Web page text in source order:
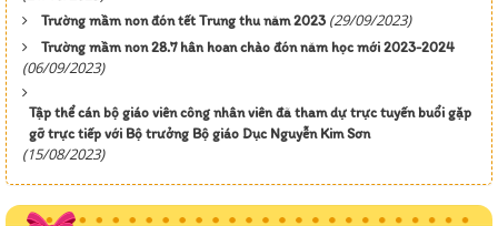
Trường mầm non đón tết Trung thu năm 2023 (29/09/2023)
Trường mầm non 28.7 hân hoan chào đón năm học mới 2023-2024
(06/09/2023)
Tập thể cán bộ giáo viên công nhân viên đã tham dự trực tuyến buổi gặp
gỡ trực tiếp với Bộ trưởng Bộ giáo Dục Nguyễn Kim Sơn
(15/08/2023)